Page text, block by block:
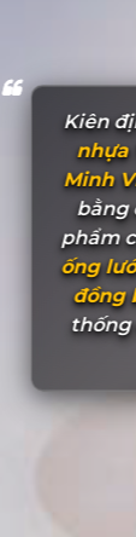
Kiên
nhựa
Minh
bằng
phẩm
ống
đồng
thống